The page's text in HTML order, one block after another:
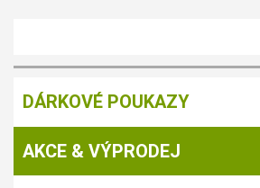
DÁRKOVÉ POUKAZY
AKCE & VÝPRODEJ